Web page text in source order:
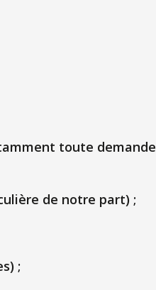
toute demande
de notre part) ;
;